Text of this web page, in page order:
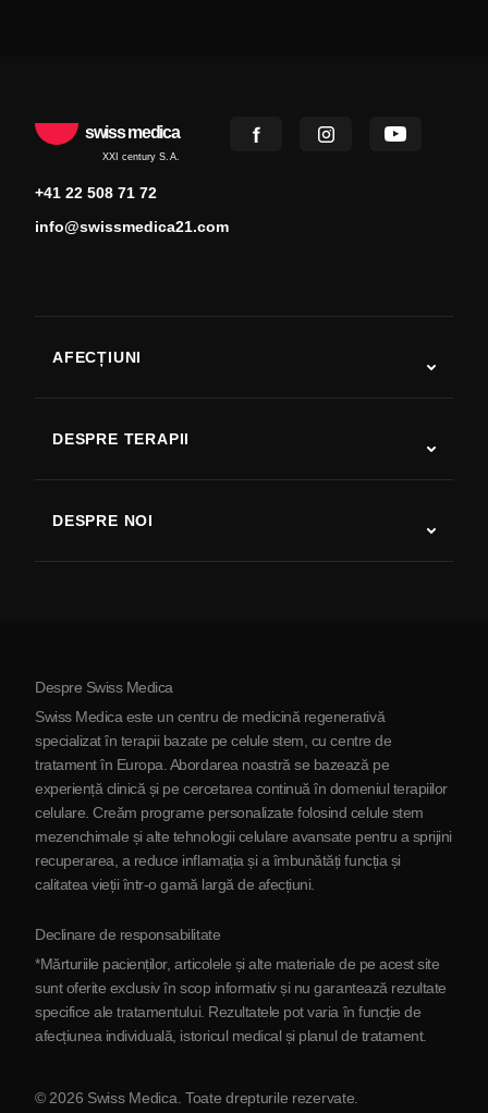
swiss medica
XXI century S.A.
+41 22 508 71 72
info@swissmedica21.com
AFECȚIUNI
Boala Parkinson
Artrită
DESPRE TERAPII
DESPRE NOI
Despre Serbia
Parteneriat
Contactaţi-ne
Despre Swiss Medica
Swiss Medica este un centru de medicină regenerativă
specializat în terapii bazate pe celule stem, cu centre de
tratament în Europa. Abordarea noastră se bazează pe
experiență clinică și pe cercetarea continuă în domeniul terapiilor
celulare. Creăm programe personalizate folosind celule stem
mezenchimale și alte tehnologii celulare avansate pentru a sprijini
recuperarea, a reduce inflamația și a îmbunătăți funcția și
calitatea vieții într-o gamă largă de afecțiuni.
Declinare de responsabilitate
*Mărturiile pacienților, articolele și alte materiale de pe acest site
sunt oferite exclusiv în scop informativ și nu garantează rezultate
specifice ale tratamentului. Rezultatele pot varia în funcție de
afecțiunea individuală, istoricul medical și planul de tratament.
© 2026 Swiss Medica. Toate drepturile rezervate.